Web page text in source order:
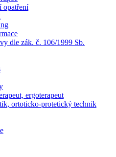
opatření
dle zák. č. 106/1999 Sb.
ergoterapeut
ortoticko-protetický technik